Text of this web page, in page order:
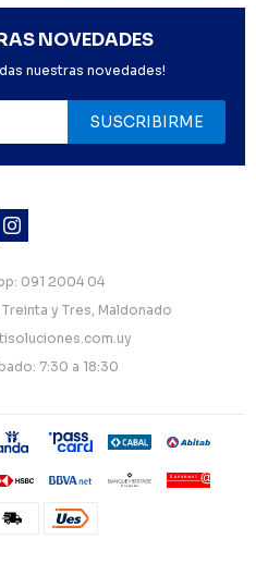

091 2004 04
y Tres, Maldonado
7:30 a 18:30
NOVEDADES
nuestras novedades!
SUSCRIBIRME